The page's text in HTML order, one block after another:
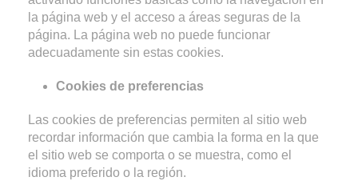
la página web y el acceso a áreas seguras de la
página. La página web no puede funcionar
adecuadamente sin estas cookies.
Cookies de preferencias
Las cookies de preferencias permiten al sitio web
recordar información que cambia la forma en la que
el sitio web se comporta o se muestra, como el
idioma preferido o la región.